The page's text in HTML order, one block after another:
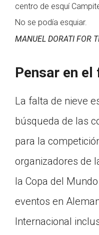
centro de esquí
No se podía esquiar.
MANUEL DORATI FOR
Pensar en el
La falta de nieve
búsqueda de las
para la
organizadores de
la Copa del
eventos en
Internacional